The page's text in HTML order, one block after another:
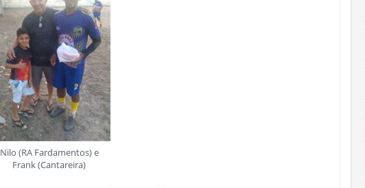
Nilo (RA Fardamentos) e
Frank (Cantareira)